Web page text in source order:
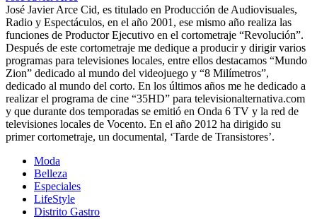
José Javier Arce Cid, es titulado en Producción de Audiovisuales,
Radio y Espectáculos, en el año 2001, ese mismo año realiza las
funciones de Productor Ejecutivo en el cortometraje “Revolución”.
Después de este cortometraje me dedique a producir y dirigir varios
programas para televisiones locales, entre ellos destacamos “Mundo
Zion” dedicado al mundo del videojuego y “8 Milímetros”,
dedicado al mundo del corto. En los últimos años me he dedicado a
realizar el programa de cine “35HD” para televisionalternativa.com
y que durante dos temporadas se emitió en Onda 6 TV y la red de
televisiones locales de Vocento. En el año 2012 ha dirigido su
primer cortometraje, un documental, ‘Tarde de Transistores’.
Moda
Belleza
Especiales
LifeStyle
Distrito Gastro